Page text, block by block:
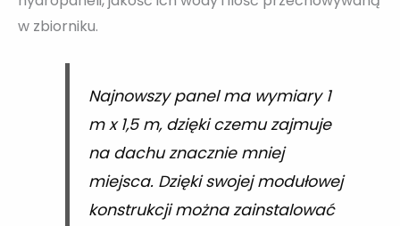
w zbiorniku.
Najnowszy panel ma wymiary 1
m x 1,5 m, dzięki czemu zajmuje
na dachu znacznie mniej
miejsca. Dzięki swojej modułowej
konstrukcji można zainstalować